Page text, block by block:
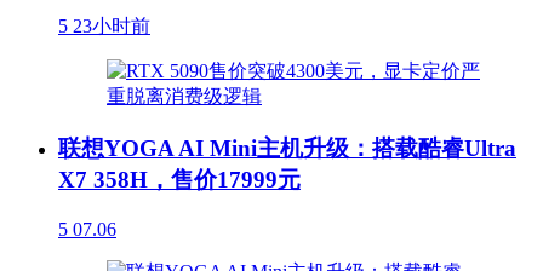
5 23小时前
联想YOGA AI Mini主机升级：搭载酷睿Ultra
X7 358H，售价17999元
5 07.06